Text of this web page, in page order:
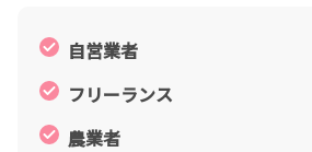
自営業者
フリーランス
農業者